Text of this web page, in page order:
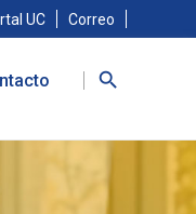
UC Correo